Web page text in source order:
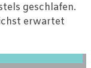
geschlafen.
erwartet